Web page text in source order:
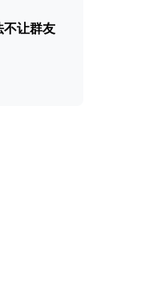
不让群友